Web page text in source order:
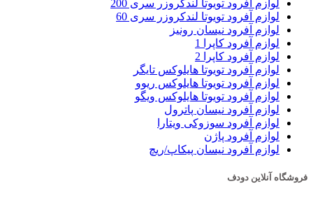
لوازم آفرود تویوتا لندکروزر سری 200
لوازم آفرود تویوتا لندکروزر سری 60
لوازم آفرود نیسان رونیز
لوازم آفرود کاپرا 1
لوازم آفرود کاپرا 2
لوازم آفرود تویوتا هایلوکس تایگر
لوازم آفرود تویوتا هایلوکس ریوو
لوازم آفرود تویوتا هایلوکس ویگو
لوازم آفرود نیسان پاترول
لوازم آفرود سوزوکی ویتارا
لوازم آفرود پاژن
لوازم آفرود نیسان پیکاپ/ریچ
فروشگاه آنلاین دودف